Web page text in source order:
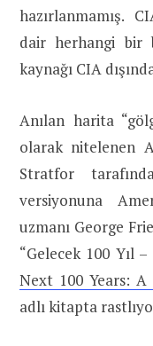
hazırlanmamış.
dair herhangi bir
kaynağı CIA
Anılan harita
olarak nitelenen
Stratfor
versiyonuna
uzmanı George
“Gelecek 100 Yıl
Next 100 Years:
adlı kitapta